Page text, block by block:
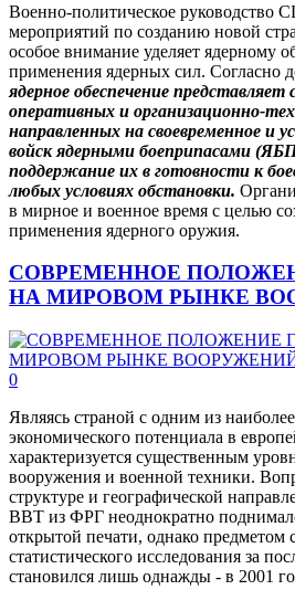
Военно-политическое руководство
мероприятий по созданию новой
особое внимание уделяет ядерному
применения ядерных сил. Согласно
ядерное обеспечение представляет
оперативных и организационно-
направленных на своевременное и
войск ядерными боеприпасами
поддержание их в готовности к
любых условиях обстановки.
в мирное и военное время с целью
применения ядерного оружия.
СОВРЕМЕННОЕ
НА МИРОВОМ РЫНКЕ
0
Являясь страной с одним из
экономического потенциала в
характеризуется существенным
вооружения и военной техники.
структуре и географической
ВВТ из ФРГ неоднократно
открытой печати, однако предметом
статистического исследования за
становился лишь однажды - в 2001